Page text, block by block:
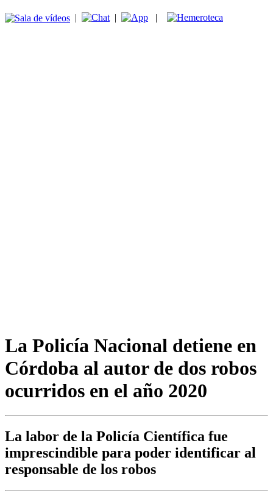
| | |
La Policía Nacional detiene en
Córdoba al autor de dos robos
ocurridos en el año 2020
La labor de la Policía Científica fue
imprescindible para poder identificar al
responsable de los robos